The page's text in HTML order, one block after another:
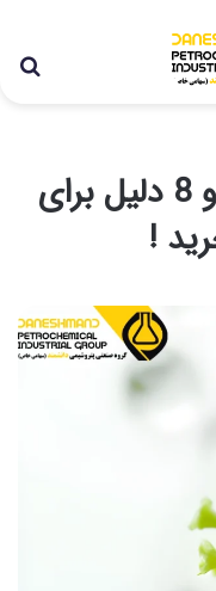
ایزوتیازولین (CMIT) و 8 دلیل برای
!
پتروشیمی دانشمند
می باشد.